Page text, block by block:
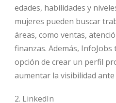
edades, habilidades y
mujeres pueden buscar
áreas, como ventas,
finanzas. Además,
opción de crear un perfil
aumentar la visibilidad
2. LinkedIn